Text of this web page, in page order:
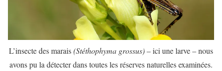
L’insecte des marais(Stéthophyma grossus)– ici une larve – nous
avons pu la détecter dans toutes les réserves naturelles examinées.